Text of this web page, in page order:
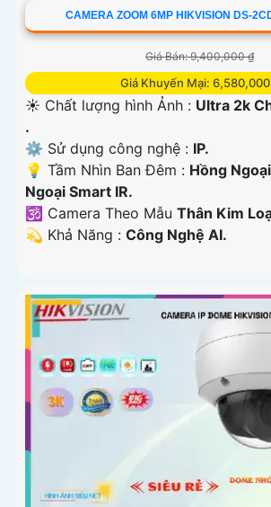
CAMERA ZOOM 6MP HIKVISION DS-
Giá Bán: 9,400,000 ₫
Giá Khuyến Mại:
☀️ Chất lượng hình Ảnh : Ultra 2k
.
⚙ Sử dụng công nghệ : IP.
💡 Tầm Nhìn Ban Đêm : Hồng
Ngoại Smart IR.
🕉️ Camera Theo Mẫu Thân Kim
️💫 Khả Năng : Công Nghệ AI.